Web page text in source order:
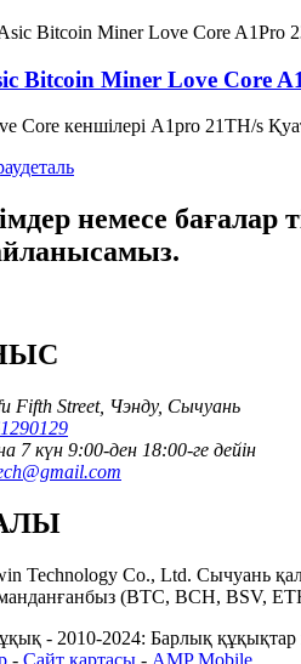
Bitcoin Miner Love Core
Core кеншілері A1pro 21TH/s
деталь
немесе
Fifth Street, Чэнду, Сычуань
7 күн 9:00-ден 18:00-ге дейін
Technology Co., Ltd. Сычуань
(BTC, BCH, BSV,
- 2010-2024: Барлық құқықтар
- Сайт картасы - AMP Mobile